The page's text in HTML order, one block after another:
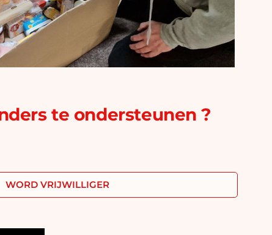
te ondersteunen ?
WORD VRIJWILLIGER